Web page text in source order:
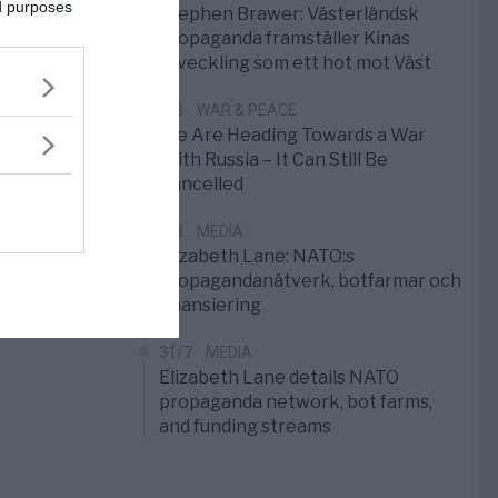
purposes
Stephen Brawer: Västerländsk
propaganda framställer Kinas
utveckling som ett hot mot Väst
1/8 WAR & PEACE
We Are Heading Towards a War
With Russia – It Can Still Be
Cancelled
1/8 MEDIA
Elizabeth Lane: NATO:s
propagandanätverk, botfarmar och
finansiering
31/7 MEDIA
Elizabeth Lane details NATO
propaganda network, bot farms,
and funding streams